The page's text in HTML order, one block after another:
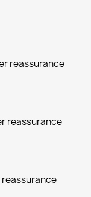
reassurance
reassurance